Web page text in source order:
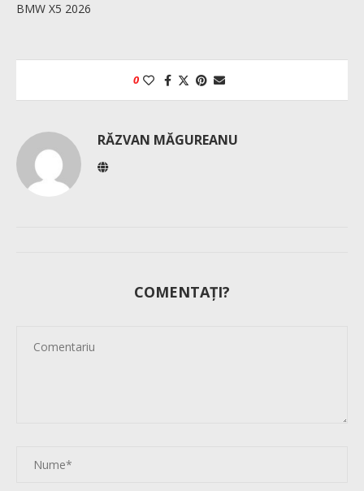
BMW X5 2026
0
RĂZVAN MĂGUREANU
COMENTAȚI?